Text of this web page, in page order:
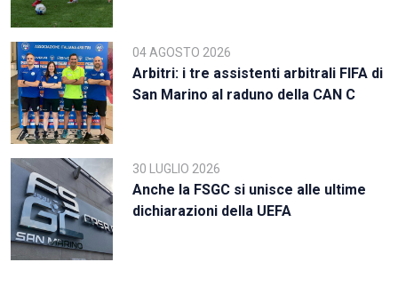
04 AGOSTO 2026
Arbitri: i tre assistenti arbitrali FIFA di
San Marino al raduno della CAN C
30 LUGLIO 2026
Anche la FSGC si unisce alle ultime
dichiarazioni della UEFA